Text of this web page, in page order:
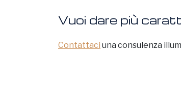
Vuoi dare più
Contattaci una consulenza